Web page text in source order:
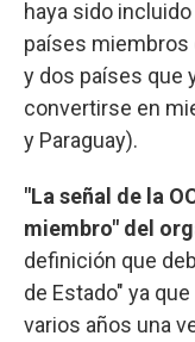
haya sido
países miembros
y dos países que
convertirse en
y Paraguay).
"La señal de la
miembro" del
definición que
de Estado" ya
varios años una